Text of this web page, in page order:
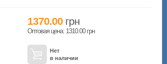
1370.00 грн
Оптовая цена: 1310.00 грн
Нет
в наличии